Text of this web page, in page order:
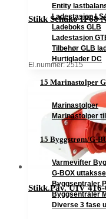
Entity
Ladestasjon
Ladeboks GLB
Ladestasjon
Tilbehør GLB
Hurtiglader DC
15 Marinastolper
Marinastolper
Marinastolper
15 Byggstrøm/G-
Varmevifter
G-BOX
Byggsentraler
Byggsentraler
Diverse 3 fase
Stikk Schuko IP68
El.nummer: 2515
Stikk.Påv. UIV